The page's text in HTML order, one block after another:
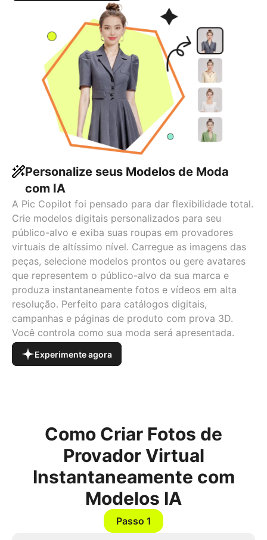
Personalize seus Modelos de Moda
com IA
A Pic Copilot foi pensado para dar flexibilidade total.
Crie modelos digitais personalizados para seu
público-alvo e exiba suas roupas em provadores
virtuais de altíssimo nível. Carregue as imagens das
peças, selecione modelos prontos ou gere avatares
que representem o público-alvo da sua marca e
produza instantaneamente fotos e vídeos em alta
resolução. Perfeito para catálogos digitais,
campanhas e páginas de produto com prova 3D.
Você controla como sua moda será apresentada.
Experimente agora
Como Criar Fotos de
Provador Virtual
Instantaneamente com
Modelos IA
Passo 1